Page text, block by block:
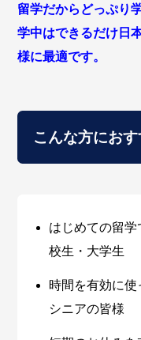
留学だからどっぷり
学中はできるだけ日
様に最適です。
こんな方にお
はじめての留
校生・大学生
時間を有効に
シニアの皆様